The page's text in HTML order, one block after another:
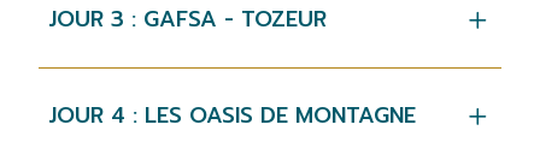
JOUR 3 : GAFSA - TOZEUR
JOUR 4 : LES OASIS DE MONTAGNE